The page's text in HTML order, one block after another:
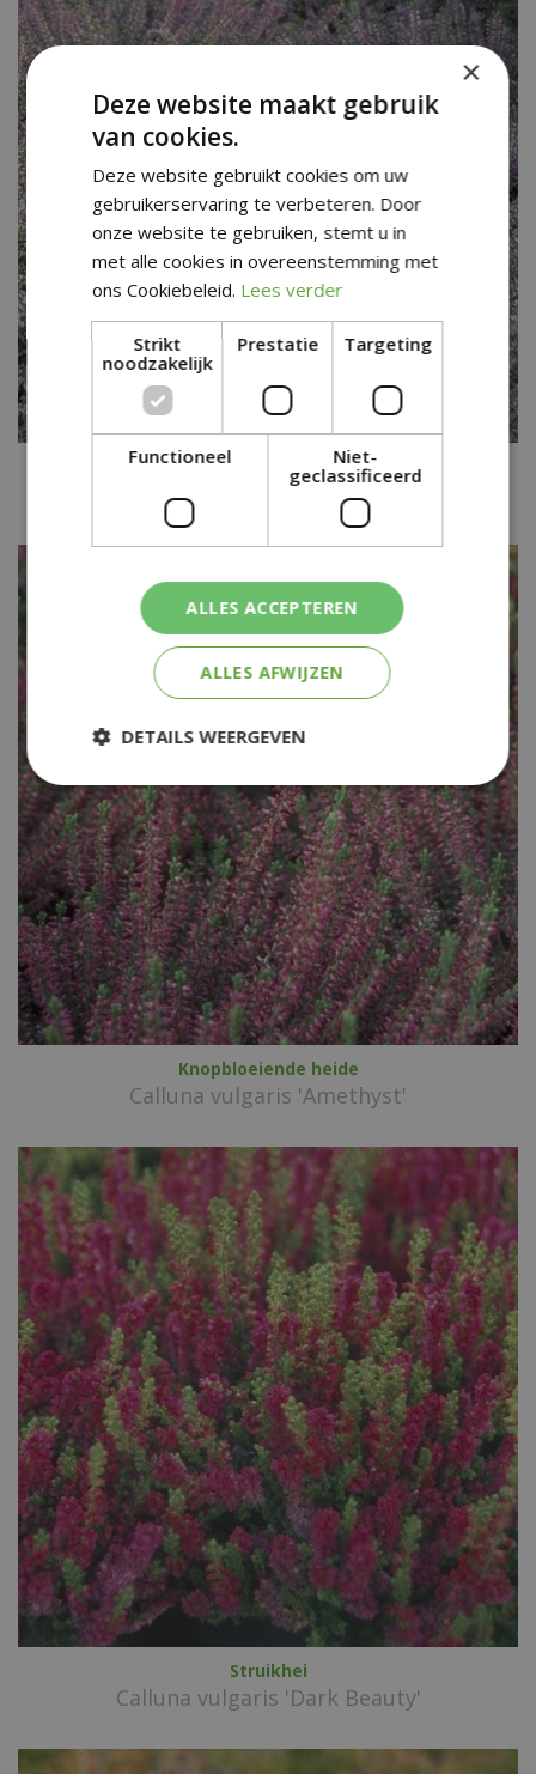
Knopbloeiende heide
Calluna vulgaris 'Anette'
Knopbloeiende heide
Calluna vulgaris 'Amethyst'
Struikhei
Calluna vulgaris 'Dark Beauty'
×
Deze website maakt gebruik
van cookies.
Deze website gebruikt cookies om uw
gebruikerservaring te verbeteren. Door
onze website te gebruiken, stemt u in
met alle cookies in overeenstemming met
ons Cookiebeleid. Lees verder
Strikt
noodzakelijk
Prestatie Targeting
Functioneel
Niet-
geclassificeerd
ALLES ACCEPTEREN
ALLES AFWIJZEN
DETAILS WEERGEVEN